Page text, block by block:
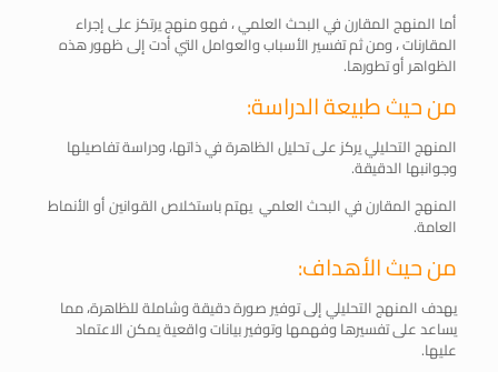
أما المنهج المقارن في البحث العلمي ، فهو منهج يرتكز على إجراء
المقارنات ، ومن ثم تفسير الأسباب والعوامل التي أدت إلى ظهور هذه
الظواهر أو تطورها.
من حيث طبيعة الدراسة:
المنهج التحليلي يركز على تحليل الظاهرة في ذاتها، ودراسة تفاصيلها
وجوانبها الدقيقة.
المنهج المقارن في البحث العلمي يهتم باستخلاص القوانين أو الأنماط
العامة.
من حيث الأهداف:
يهدف المنهج التحليلي إلى توفير صورة دقيقة وشاملة للظاهرة، مما
يساعد على تفسيرها وفهمها وتوفير بيانات واقعية يمكن الاعتماد
عليها.